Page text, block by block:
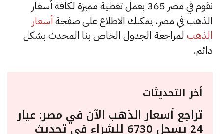
نقوم في مصر 365 بعمل تغطية مميزة لكافة أسعار
الذهب في مصر، يمكنك الاطلاع على صفحة أسعار
الذهب لمراجعة الجدول الخاص بنا المحدث بشكل
دائم.
أخر التحديثات
تراجع أسعار الذهب الآن في مصر: عيار
24 يسجل 6730 للشراء في تحديث